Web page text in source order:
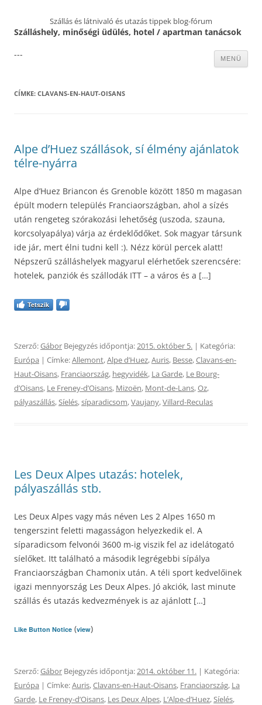
Szállás és látnivaló és utazás tippek blog-fórum
Szálláshely, minőségi üdülés, hotel / apartman tanácsok
MENÜ
---
CÍMKE: CLAVANS-EN-HAUT-OISANS
Alpe d’Huez szállások, sí élmény ajánlatok
télre-nyárra
Alpe d’Huez Briancon és Grenoble között 1850 m magasan
épült modern település Franciaországban, ahol a sízés
után rengeteg szórakozási lehetőség (uszoda, szauna,
korcsolyapálya) várja az érdeklődőket. Sok magyar társunk
ide jár, mert élni tudni kell :). Nézz körül percek alatt!
Népszerű szálláshelyek magyarul elérhetőek szerencsére:
hotelek, panziók és szállodák ITT – a város és a […]
Tetszik
Szerző:Gábor Bejegyzés időpontja:2015. október 5. | Kategória:
Európa | Címke:Allemont,Alpe d’Huez,Auris, Besse,Clavans-en-
Haut-Oisans, Franciaország, hegyvidék, La Garde, Le Bourg-
dʼOisans, Le Freney-dʼOisans, Mizoën, Mont-de-Lans,Oz,
pályaszállás,Síelés,síparadicsom,Vaujany,Villard-Reculas
Les Deux Alpes utazás: hotelek,
pályaszállás stb.
Les Deux Alpes vagy más néven Les 2 Alpes 1650 m
tengerszint feletti magasságon helyezkedik el. A
síparadicsom felvonói 3600 m-ig viszik fel az idelátogató
síelőket. Itt található a második legrégebbi sípálya
Franciaországban Chamonix után. A téli sport kedvelőinek
igazi mennyország Les Deux Alpes. Jó akciók, last minute
szállás és utazás kedvezmények is az ajánlott […]
Like Button Notice (view)
Szerző:Gábor Bejegyzés időpontja:2014. október 11. | Kategória:
Európa | Címke:Auris,Clavans-en-Haut-Oisans, Franciaország, La
Garde, Le Freney-dʼOisans, Les Deux Alpes, LʼAlpe-dʼHuez,Síelés,